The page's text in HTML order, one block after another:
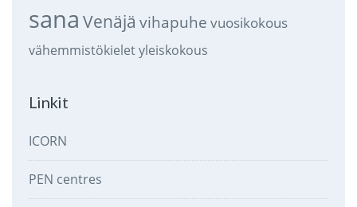
sana Venäjä vihapuhe vuosikokous
vähemmistökieletyleiskokous
Linkit
ICORN
PEN centres